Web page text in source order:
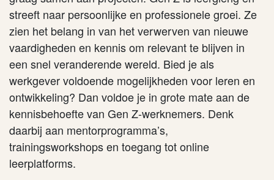
streeft naar persoonlijke en professionele groei. Ze
zien het belang in van het verwerven van nieuwe
vaardigheden en kennis om relevant te blijven in
een snel veranderende wereld. Bied je als
werkgever voldoende mogelijkheden voor leren en
ontwikkeling? Dan voldoe je in grote mate aan de
kennisbehoefte van Gen Z-werknemers. Denk
daarbij aan mentorprogramma’s,
trainingsworkshops en toegang tot online
leerplatforms.